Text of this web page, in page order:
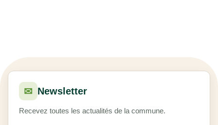
✉ Newsletter
Recevez toutes les actualités de la commune.